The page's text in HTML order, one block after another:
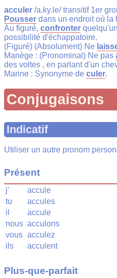
acculer /a.ky.le/ transitif 1er
Pousser dans un endroit où la
Au figuré, confronter
possibilité d'échappatoire.
(Figuré) (Absolument) Ne
Manège : (Pronominal) Ne pas
des voltes , en parlant d'un
Marine : Synonyme de culer.
Conjugaisons
Indicatif
Utiliser un autre pronom
Présent
j'
accule
tu
accules
il
accule
nous acculons
vous acculez
ils
acculent
Plus-que-parfait